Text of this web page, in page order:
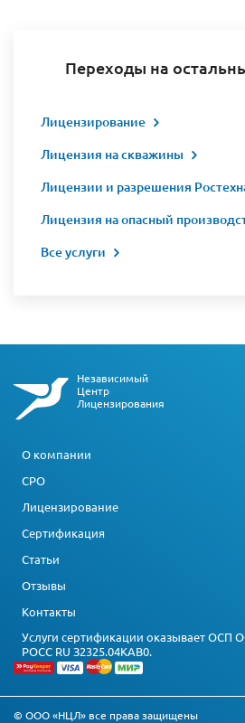
Переходы на
Лицензирование
Лицензия на скважины
Лицензии и разрешения
Лицензия на опасный
Все услуги
Независимый
Центр
Лицензирования
О компании
СРО
Лицензирование
Сертификация
Статьи
Отзывы
Контакты
Услуги сертификации оказывает ОСП
РОСС RU З2325.04КАВ0.
© ООО «НЦЛ» все права защищены